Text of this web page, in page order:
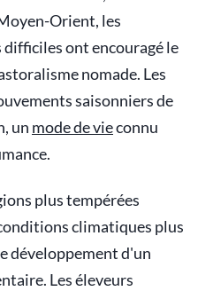
Orient, les
ont encouragé le
nomade. Les
saisonniers de
un mode de vieconnu
plus tempérées
climatiques plus
développement d'un
Les éleveurs